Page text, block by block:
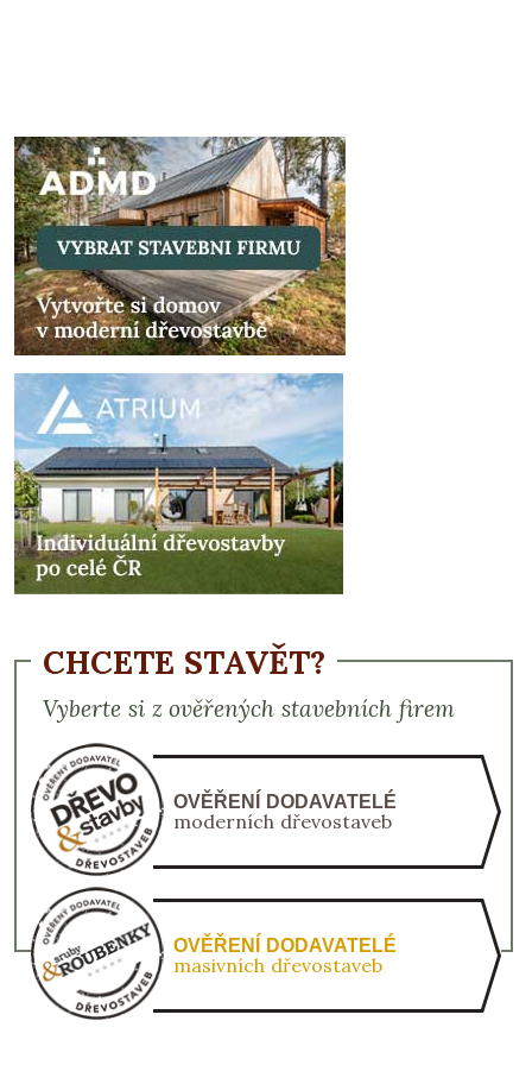
CHCETE STAVĚT?
Vyberte si z ověřených stavebních firem
OVĚŘENÍ DODAVATELÉ
moderních dřevostaveb
OVĚŘENÍ DODAVATELÉ
masivních dřevostaveb